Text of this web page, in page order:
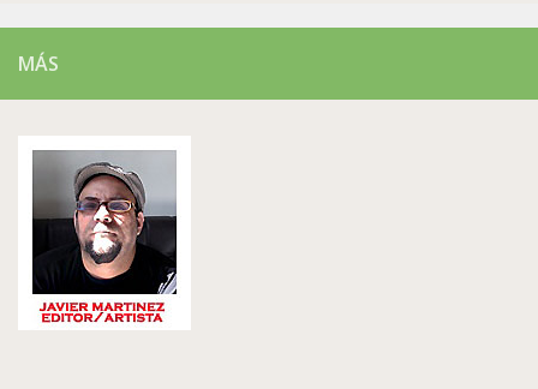
MÁS